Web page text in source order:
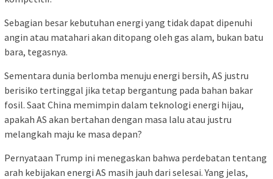
Sebagian besar kebutuhan energi yang tidak dapat dipenuhi
angin atau matahari akan ditopang oleh gas alam, bukan batu
bara, tegasnya.
Sementara dunia berlomba menuju energi bersih, AS justru
berisiko tertinggal jika tetap bergantung pada bahan bakar
fosil. Saat China memimpin dalam teknologi energi hijau,
apakah AS akan bertahan dengan masa lalu atau justru
melangkah maju ke masa depan?
Pernyataan Trump ini menegaskan bahwa perdebatan tentang
arah kebijakan energi AS masih jauh dari selesai. Yang jelas,